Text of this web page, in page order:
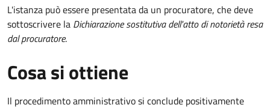
L'istanza può essere presentata da un procuratore, che deve
sottoscrivere la Dichiarazione sostitutiva dell'atto di notorietà resa
dal procuratore.
Cosa si ottiene
Il procedimento amministrativo si conclude positivamente